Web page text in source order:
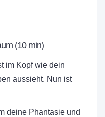
(10 min)
im Kopf wie dein
aussieht. Nun ist
deine Phantasie und